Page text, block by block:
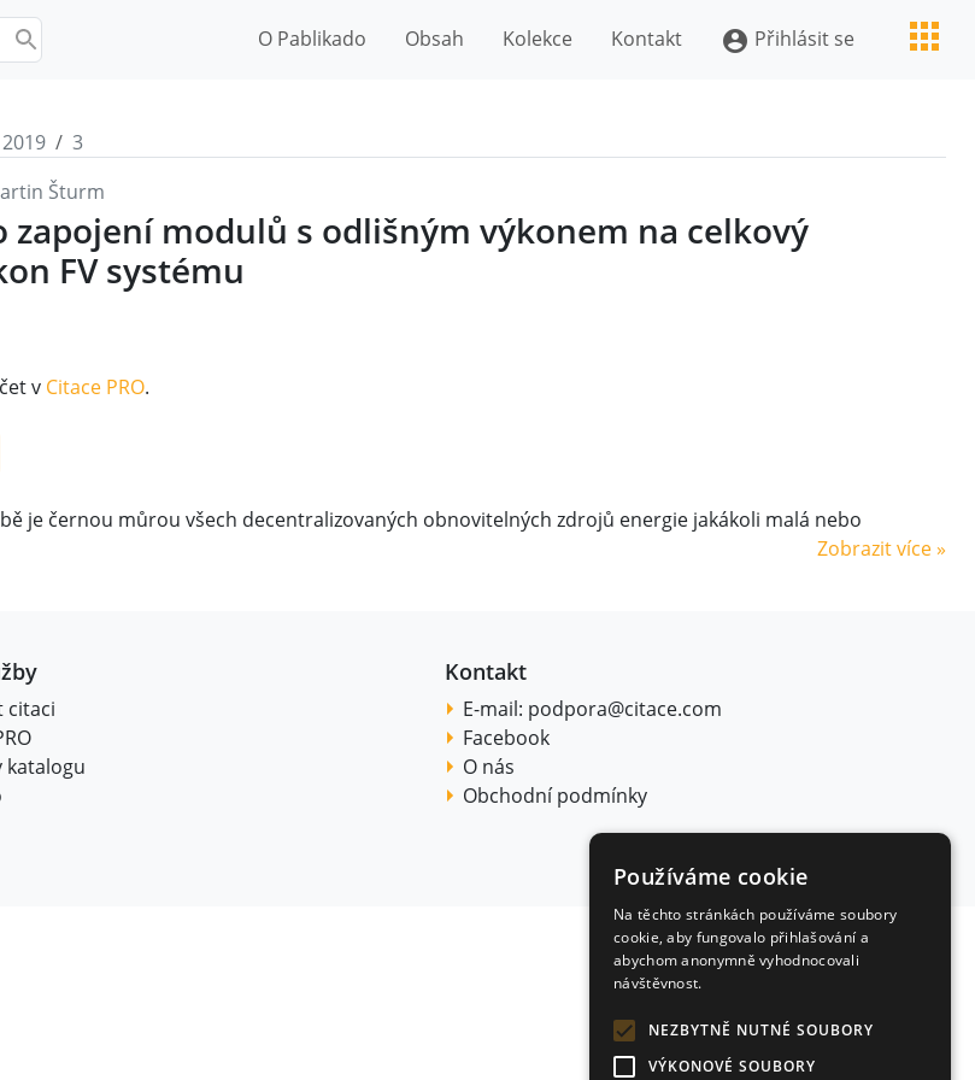
O Pablikado Obsah Kolekce Kontakt account_circle Přihlásit se
2019
3
Šturm
zapojení modulů s odlišným výkonem na celkový
FV systému
v Citace PRO.
je černou můrou všech decentralizovaných obnovitelných zdrojů energie jakákoli malá nebo
Zobrazit více »
citaci
katalogu
Kontakt
E-mail: podpora@citace.com
Facebook
O nás
Obchodní podmínky
Používáme cookie
Na těchto stránkách používáme soubory
cookie, aby fungovalo přihlašování a
abychom anonymně vyhodnocovali
návštěvnost.
NEZBYTNĚ NUTNÉ SOUBORY
VÝKONOVÉ SOUBORY